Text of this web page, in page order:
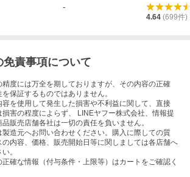
-
4.64 (699件)
責事項について
度には万全を期しておりますが、その内容の正確
保証するものではありません。
を使用して発生した損害や不利益に関して、直接
害の程度によらず、 LINEヤフー株式会社、情報提
販売店舗各社は一切の責任を負いません。
造元へお問い合わせください。購入に際しての質
の内容、価格、販売開始日等に関しましては各店舗へ
。
確な情報（付与条件・上限等）はカートをご確認く